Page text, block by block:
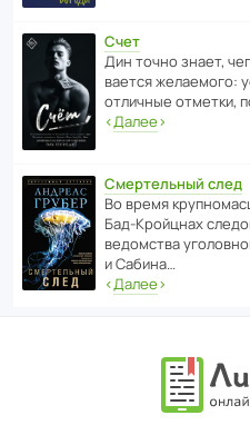
Счет
Дин точно знает,
ва­ется жела­е­мого:
отли­чные отметки,
‹Далее›
Смертельный след
Во время
Бад‑Крой­цнах
ведомства
и Сабина…
‹Далее›